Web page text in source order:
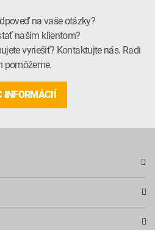
na vaše otázky?
naším klientom?
vyriešiť? Kontaktujte nás. Radi
pomôžeme.
INFORMÁCIÍ